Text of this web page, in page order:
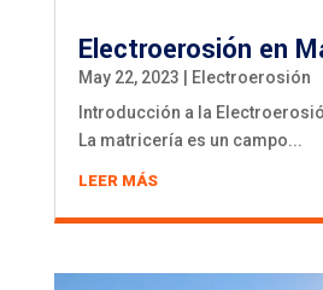
Electroerosión en
May 22, 2023
Electroerosión
Introducción a la
La matricería es un campo...
LEER MÁS